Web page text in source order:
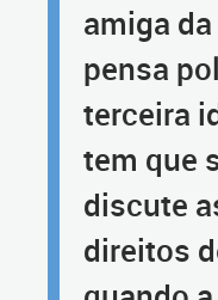
amiga
pensa
terceira
tem que
discute
direitos